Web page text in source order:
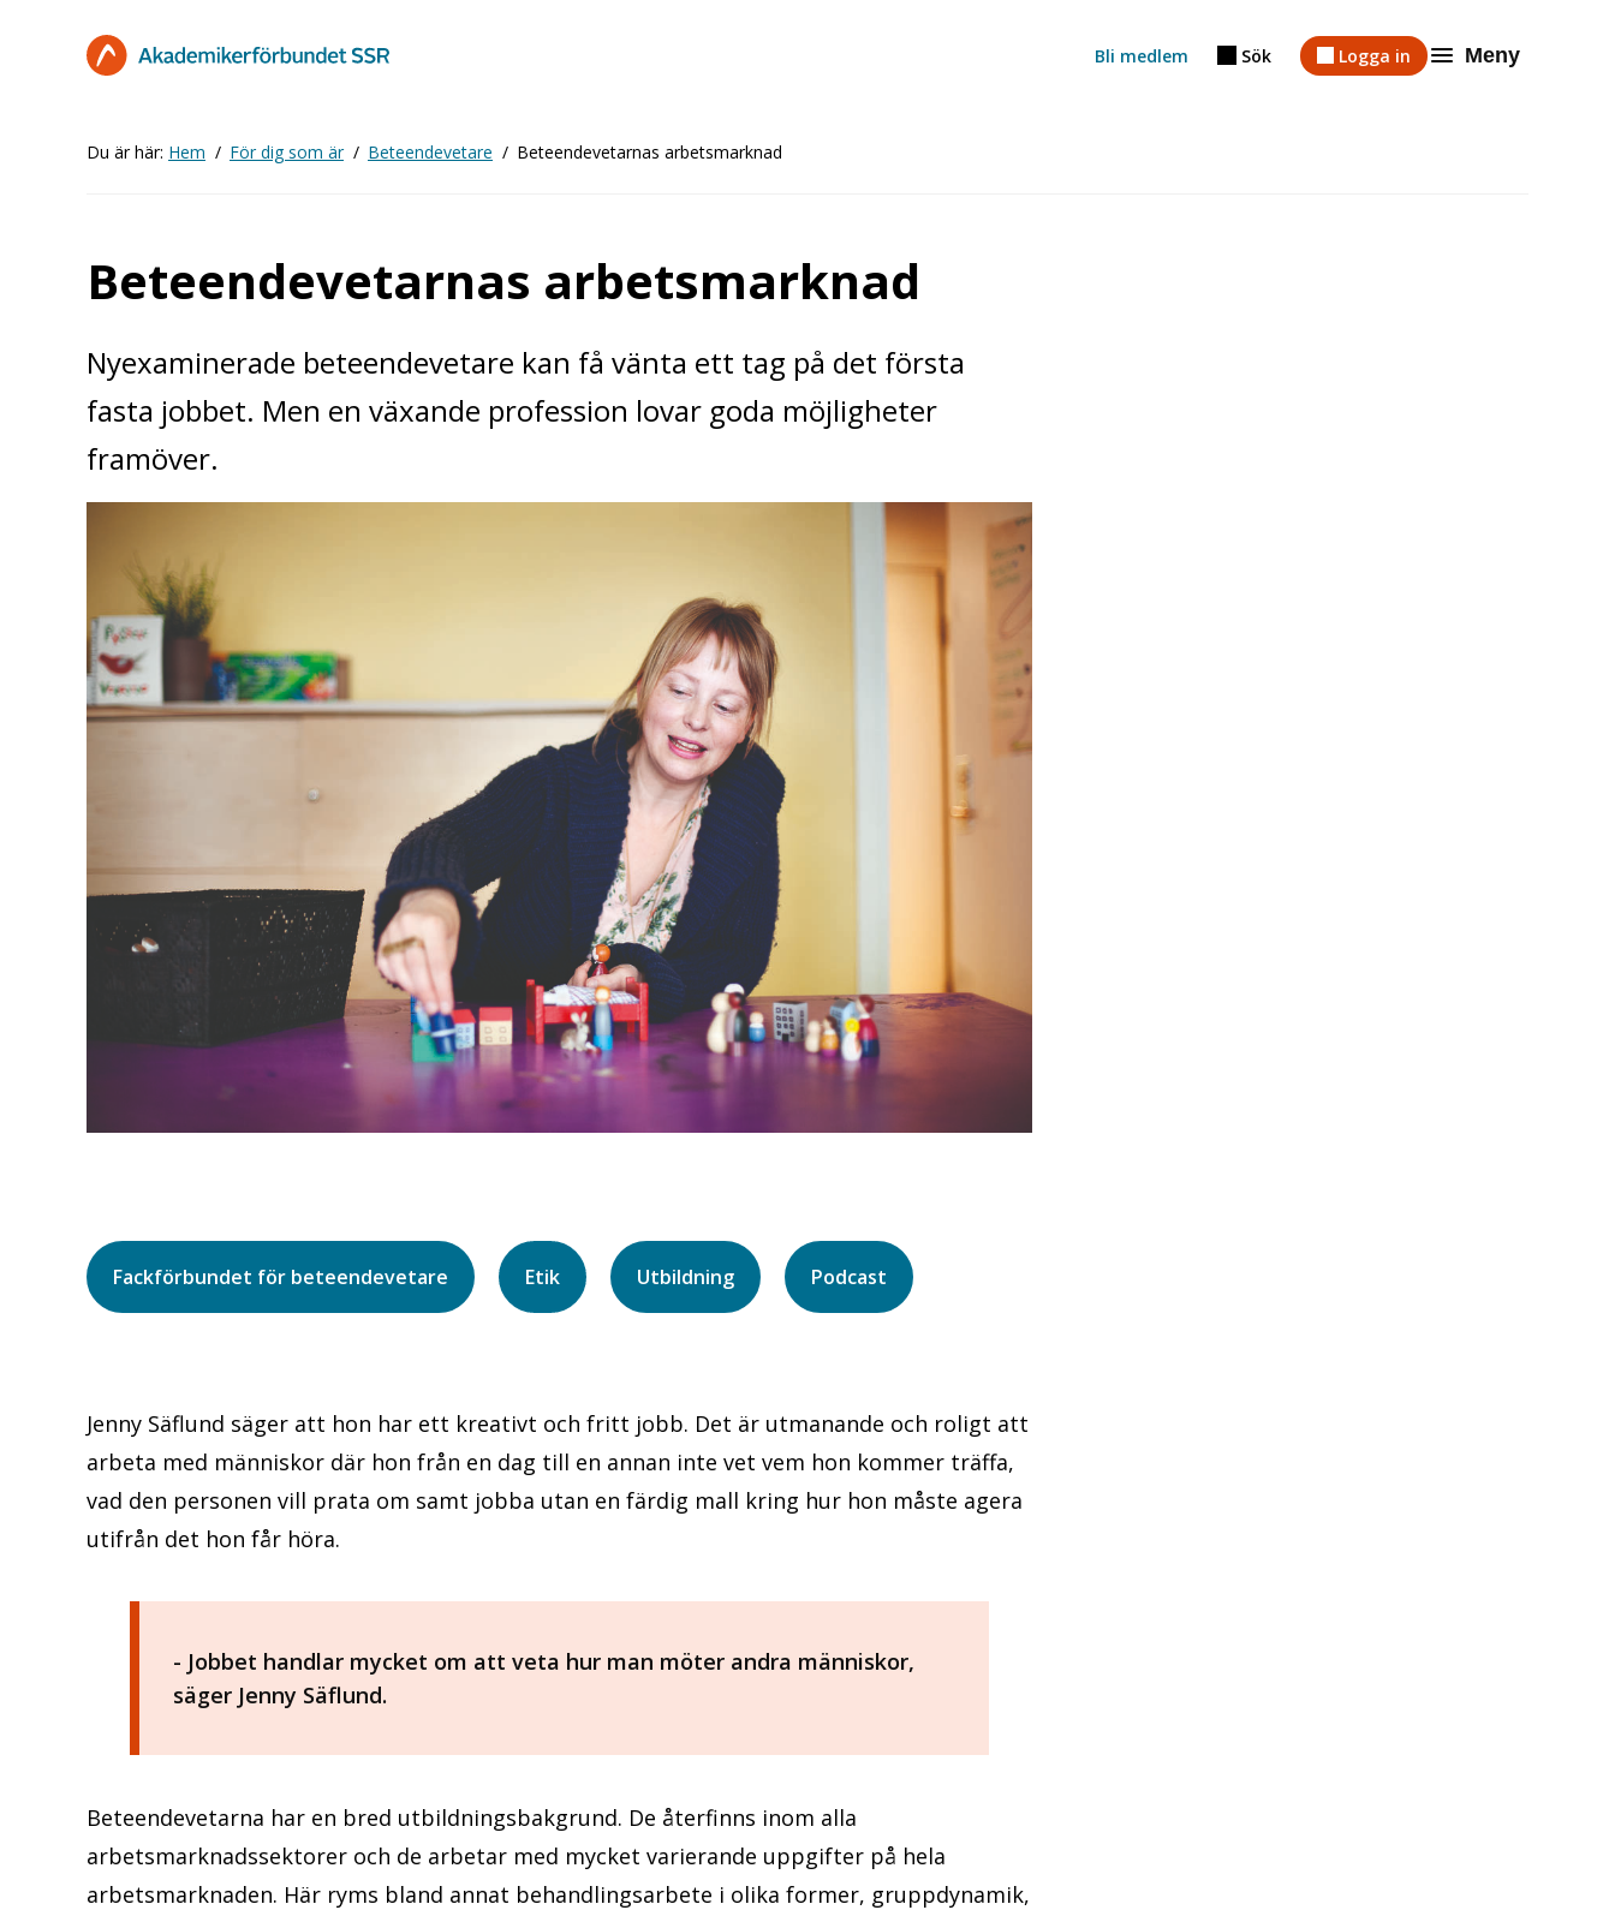
Bli medlem Sök Logga in Meny
Du är här: Hem För dig som är Beteendevetare Beteendevetarnas arbetsmarknad
Beteendevetarnas arbetsmarknad
Nyexaminerade beteendevetare kan få vänta ett tag på det första
fasta jobbet. Men en växande profession lovar goda möjligheter
framöver.
Fackförbundet för beteendevetare Etik Utbildning Podcast
Jenny Säflund säger att hon har ett kreativt och fritt jobb. Det är utmanande och roligt att
arbeta med människor där hon från en dag till en annan inte vet vem hon kommer träffa,
vad den personen vill prata om samt jobba utan en färdig mall kring hur hon måste agera
utifrån det hon får höra.
- Jobbet handlar mycket om att veta hur man möter andra människor,
säger Jenny Säflund.
Beteendevetarna har en bred utbildningsbakgrund. De återfinns inom alla
arbetsmarknadssektorer och de arbetar med mycket varierande uppgifter på hela
arbetsmarknaden. Här ryms bland annat behandlingsarbete i olika former, gruppdynamik,